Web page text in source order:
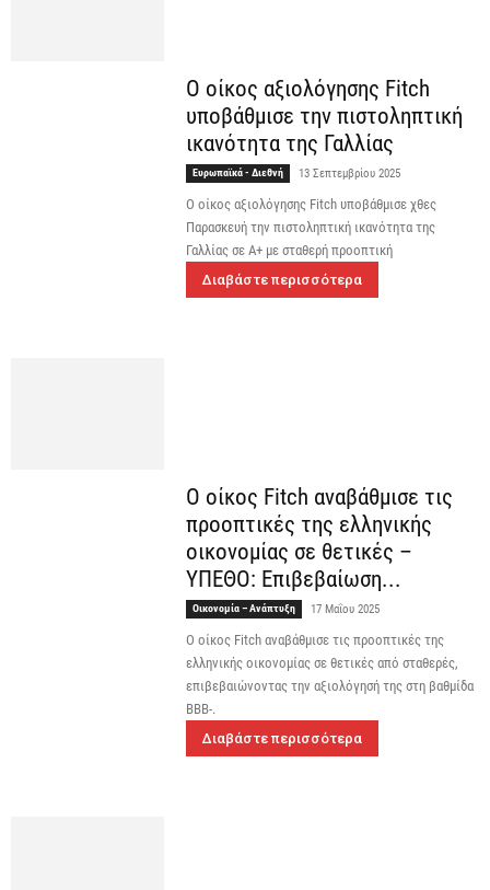
Ο οίκος αξιολόγησης Fitch
υποβάθμισε την πιστοληπτική
ικανότητα της Γαλλίας
Ευρωπαϊκά - Διεθνή 13 Σεπτεμβρίου 2025
Ο οίκος αξιολόγησης Fitch υποβάθμισε χθες
Παρασκευή την πιστοληπτική ικανότητα της
Γαλλίας σε Α+ με σταθερή προοπτική
Διαβάστε περισσότερα
Ο οίκος Fitch αναβάθμισε τις
προοπτικές της ελληνικής
οικονομίας σε θετικές –
ΥΠΕΘΟ: Επιβεβαίωση...
Οικονομία – Ανάπτυξη 17 Μαΐου 2025
O οίκος Fitch αναβάθμισε τις προοπτικές της
ελληνικής οικονομίας σε θετικές από σταθερές,
επιβεβαιώνοντας την αξιολόγησή της στη βαθμίδα
ΒΒΒ-.
Διαβάστε περισσότερα